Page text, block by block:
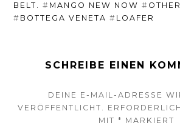
BELT. # MANGO NEW NOW #
# BOTTEGA VENETA # LOAFER
SCHREIBE EINEN
DEINE E-MAIL-ADRESSE
VERÖFFENTLICHT.
MIT * MARKIERT